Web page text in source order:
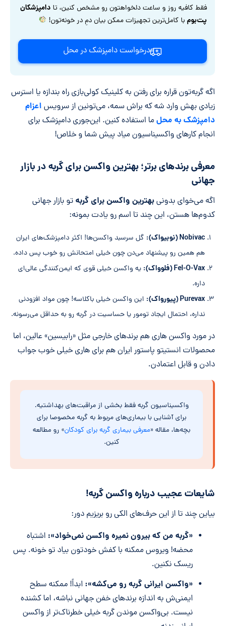
فقط کافیه روز و ساعت دلخواهتون رو مشخص کنین، تا دامپزشکان
پت‌بومبا کامل‌ترین تجهیزات ممکن بیان دمِ در خونه‌تون!
درخواست دامپزشک در محل
اگه گربه‌تون قراره برای رفتن به کلینیک کولی‌بازی راه بندازه یا استرس
زیادی بهش وارد شه که براش سمه، می‌تونین از سرویس اعزام
دامپزشک به محلما استفاده کنین. این‌جوری دامپزشک برای
انجام کارهای واکسیناسیون میاد پیش شما و خلاص!
معرفی برندهای برتر؛ بهترین واکسن برای گربه در بازار
جهانی
اگه می‌خوای بدونیبهترین واکسن برای گربهتو بازار جهانی
کدوم‌ها هستن، این چند تا اسم رو یادت بمونه:
Nobivac (نوبیواک):
گل سرسبد واکسن‌ها! اکثر دامپزشک‌های ایران
هم همین رو پیشنهاد می‌دن چون خیلی امتحانش رو خوب پس داده.
Fel-O-Vax (فلوواک):
یه واکسن خیلی قوی که ایمن‌کنندگی عالی‌ای
داره.
Purevax (پیورواک):
این واکسن خیلی باکلاسه! چون مواد افزودنی
نداره، احتمال ایجاد تومور یا حساسیت در گربه رو به حداقل می‌رسونه.
در مورد واکسن هاری هم برندهای خارجی مثل «رابیسین» عالین، اما
محصولات انستیتو پاستور ایران هم برای هاری خیلی خوب جواب
دادن و قابل اعتمادن.
واکسیناسیون گربه فقط بخشی از مراقبت‌های بهداشتیه.
برای آشنایی با بیماری‌های مربوط به گربه مخصوصا برای
بچه‌ها، مقاله «معرفی بیماری گربه برای کودکان» رو مطالعه
کنین.
شایعات عجیب درباره واکسن گربه!
بیاین چند تا از این حرف‌های الکی رو بریزیم دور:
«گربه من که بیرون نمیره واکسن نمی‌خواد»: اشتباه
محضه! ویروس ممکنه با کفش خودتون بیاد تو خونه. پس
ریسک نکنین.
«واکسن ایرانی گربه رو می‌کشه»: ابداً! ممکنه سطح
ایمنی‌ش به اندازه برندهای خفن جهانی نباشه، اما کشنده
نیست. بی‌واکسن موندن گربه خیلی خطرناک‌تر از واکسن